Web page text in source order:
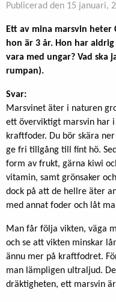
Publicerad den 15 januari,
Ett av mina marsvin
hon är 3 år. Hon har
vara med ungar? Vad ska
rumpan).
Svar:
Marsvinet äter i naturen
ett överviktigt marsvin har
kraftfoder. Du bör skära
ge fri tillgång till fint hö.
form av frukt, gärna kiwi
vitamin, samt grönsaker
dock på att de hellre äter
med annat foder och låt
Man får följa vikten, väga
och se att vikten minskar
ännu mer på kraftfodret.
man lämpligen ultraljud.
dräktigheten, ett marsvin